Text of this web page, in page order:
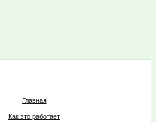
Главная
Как это работает